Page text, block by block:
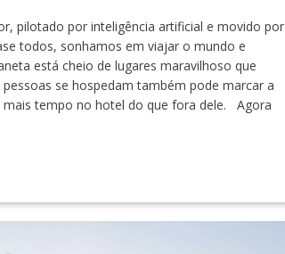
pilotado por inteligência artificial e movido por
todos, sonhamos em viajar o mundo e
está cheio de lugares maravilhoso que
se hospedam também pode marcar a
mais tempo no hotel do que fora dele. Agora